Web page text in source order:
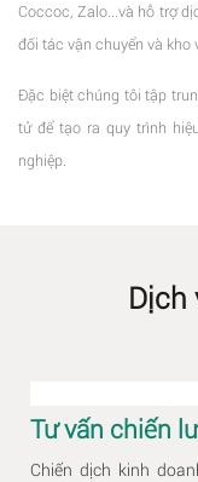
Coccoc, Zalo...và hỗ trợ
đối tác vận chuyển và kho
Đặc biệt chúng tôi tập
tử để tạo ra quy trình
nghiệp.
Dịch
Tư vấn chiến
Chiến dịch kinh